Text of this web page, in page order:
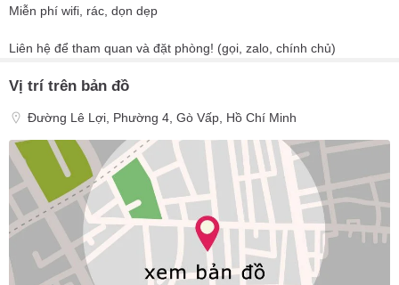
Miễn phí wifi, rác, dọn dẹp
Liên hệ để tham quan và đặt phòng! (gọi, zalo, chính chủ)
Vị trí trên bản đồ
Đường Lê Lợi, Phường 4, Gò Vấp, Hồ Chí Minh